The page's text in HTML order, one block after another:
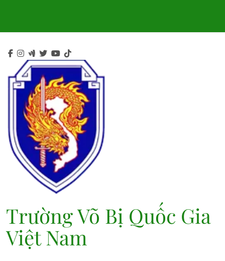
Trường Võ Bị Quốc Gia
Việt Nam